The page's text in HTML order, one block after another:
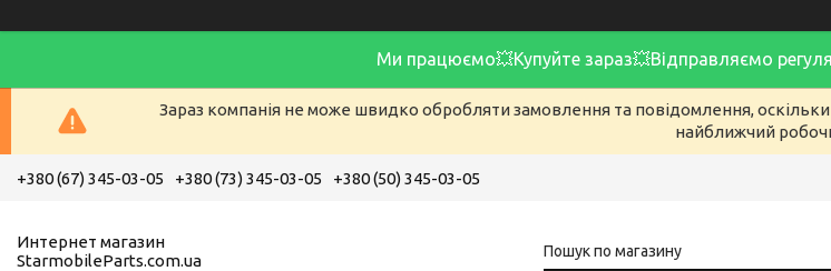
Ми працюємо💥Купуйте зараз💥Відправляємо
Зараз компанія не може швидко обробляти замовлення та повідомлення,
найближчий
+380 (67) 345-03-05 +380 (73) 345-03-05 +380 (50) 345-03-05
Интернет магазин
StarmobileParts.com.ua